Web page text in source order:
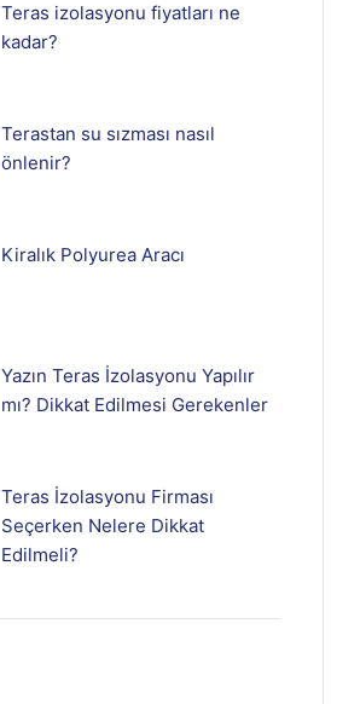
Teras izolasyonu fiyatları ne
kadar?
Terastan su sızması nasıl
önlenir?
Kiralık Polyurea Aracı
Yazın Teras İzolasyonu Yapılır
mı? Dikkat Edilmesi Gerekenler
Teras İzolasyonu Firması
Seçerken Nelere Dikkat
Edilmeli?